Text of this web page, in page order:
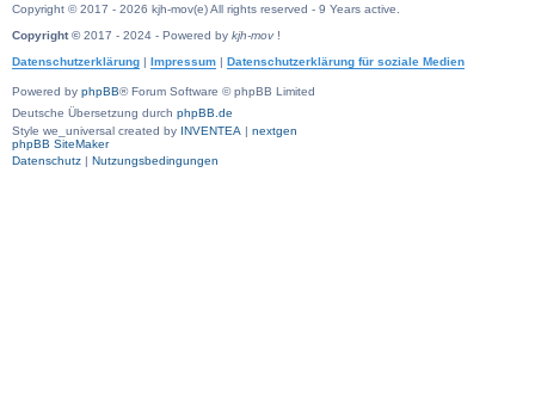
Copyright © 2017 - 2026 kjh-mov(e) All rights reserved - 9 Years active.
Copyright ©2017 - 2024 - Powered by kjh-mov!
Datenschutzerklärung | Impressum | Datenschutzerklärung für soziale Medien
Powered by phpBB® Forum Software © phpBB Limited
Deutsche Übersetzung durch phpBB.de
Style we_universal created by INVENTEA | nextgen
phpBB SiteMaker
Datenschutz | Nutzungsbedingungen